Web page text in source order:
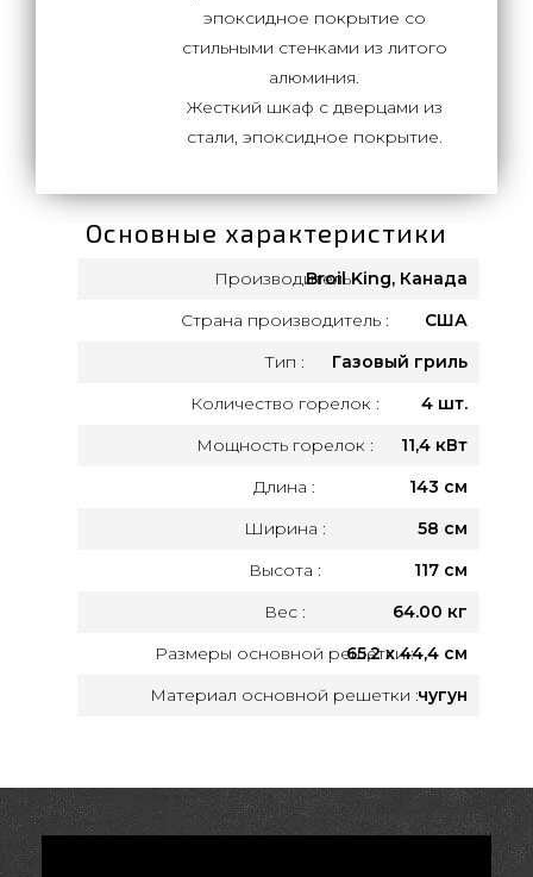
эпоксидное покрытие со
стильными стенками из литого
алюминия.
Жесткий шкаф с дверцами из
стали, эпоксидное покрытие.
Основные характеристики
Производитель:Broil King, Канада
Страна производитель :
США
Тип :
Газовый гриль
Количество горелок :
4 шт.
Мощность горелок :
11,4 кВт
Длина :
143 см
Ширина :
58 см
Высота :
117 см
Вес :
64.00 кг
Размеры основной решетки :
65,2 х 44,4 см
Материал основной решетки :чугун